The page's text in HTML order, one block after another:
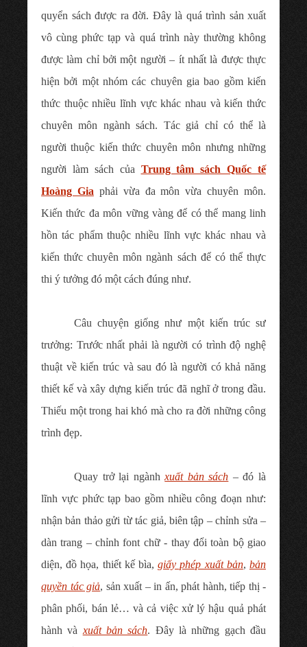
quyển sách được ra đời. Đây là quá trình sản xuất
vô cùng phức tạp và quá trình này thường không
được làm chỉ bởi một người – ít nhất là được thực
hiện bởi một nhóm các chuyên gia bao gồm kiến
thức thuộc nhiều lĩnh vực khác nhau và kiến thức
chuyên môn ngành sách. Tác giả chỉ có thể là
người thuộc kiến thức chuyên môn nhưng những
người làm sách của Trung tâm sách Quốc tế
Hoàng Gia phải vừa đa môn vừa chuyên môn.
Kiến thức đa môn vững vàng để có thể mang linh
hồn tác phẩm thuộc nhiều lĩnh vực khác nhau và
kiến thức chuyên môn ngành sách để có thể thực
thi ý tưởng đó một cách đúng như.
Câu chuyện giống như một kiến trúc sư
trưởng: Trước nhất phải là người có trình độ nghệ
thuật về kiến trúc và sau đó là người có khả năng
thiết kế và xây dựng kiến trúc đã nghĩ ở trong đầu.
Thiếu một trong hai khó mà cho ra đời những công
trình đẹp.
Quay trở lại ngànhxuất bản sách – đó là
lĩnh vực phức tạp bao gồm nhiều công đoạn như:
nhận bản thảo gửi từ tác giả, biên tập – chỉnh sửa –
dàn trang – chỉnh font chữ - thay đổi toàn bộ giao
diện, đồ họa, thiết kế bìa,giấy phép xuất bản,bản
quyền tác giả, sản xuất – in ấn, phát hành, tiếp thị -
phân phối, bán lẻ… và cả việc xử lý hậu quả phát
hành và xuất bản sách. Đây là những gạch đầu